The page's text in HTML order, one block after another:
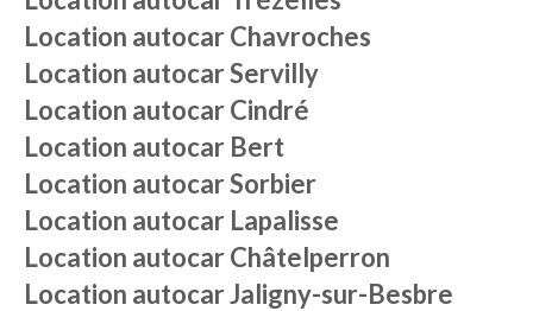
Location autocarChavroches
Location autocarServilly
Location autocarCindré
Location autocar Bert
Location autocarSorbier
Location autocar Lapalisse
Location autocarChâtelperron
Location autocarJaligny-sur-Besbre